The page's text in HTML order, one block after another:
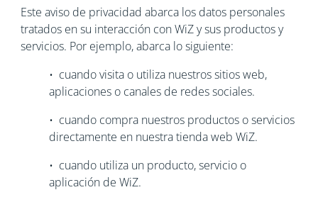
Este aviso de privacidad abarca los datos personales
tratados en su interacción con WiZ y sus productos y
servicios. Por ejemplo, abarca lo siguiente:
• cuando visita o utiliza nuestros sitios web,
aplicaciones o canales de redes sociales.
• cuando compra nuestros productos o servicios
directamente en nuestra tienda web WiZ.
• cuando utiliza un producto, servicio o
aplicación de WiZ.